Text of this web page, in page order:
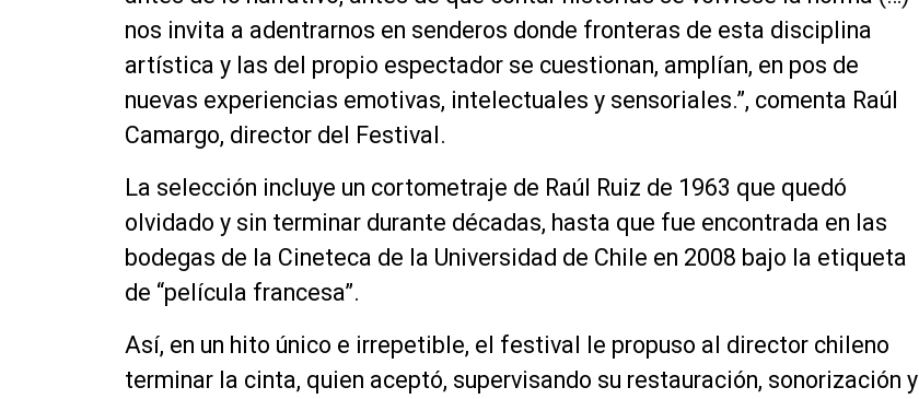
nos invita a adentrarnos en senderos donde fronteras de esta disciplina
artística y las del propio espectador se cuestionan, amplían, en pos de
nuevas experiencias emotivas, intelectuales y sensoriales.”, comenta Raúl
Camargo, director del Festival.
La selección incluye un cortometraje de Raúl Ruiz de 1963 que quedó
olvidado y sin terminar durante décadas, hasta que fue encontrada en las
bodegas de la Cineteca de la Universidad de Chile en 2008 bajo la etiqueta
de “película francesa”.
Así, en un hito único e irrepetible, el festival le propuso al director chileno
terminar la cinta, quien aceptó, supervisando su restauración, sonorización y